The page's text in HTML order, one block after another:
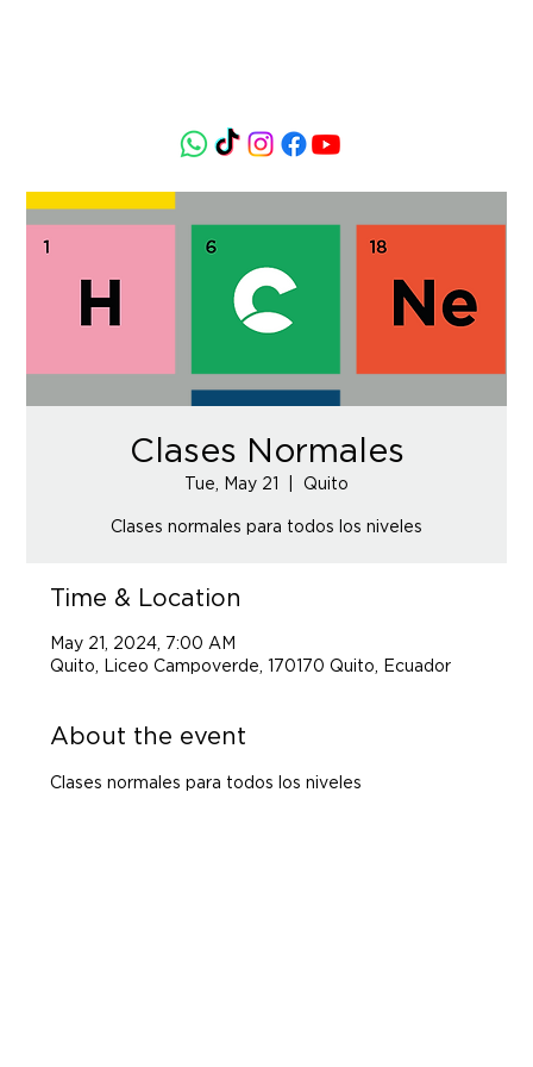
Clases Normales
Tue, May 21 Quito
Clases normales para todos los niveles
Time & Location
May 21, 2024, 7:00 AM
Quito, Liceo Campoverde, 170170 Quito, Ecuador
About the event
Clases normales para todos los niveles